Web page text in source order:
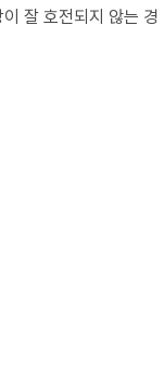
잘 호전되지 않는 경